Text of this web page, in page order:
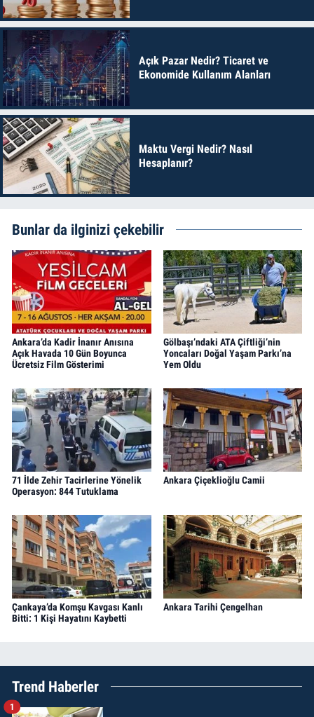
Açık Pazar Nedir? Ticaret ve
Ekonomide Kullanım Alanları
Maktu Vergi Nedir? Nasıl
Hesaplanır?
Bunlar da ilginizi çekebilir
Ankara’da Kadir İnanır Anısına
Açık Havada 10 Gün Boyunca
Ücretsiz Film Gösterimi
Gölbaşı’ndaki ATA Çiftliği’nin
Yoncaları Doğal Yaşam Parkı’na
Yem Oldu
71 İlde Zehir Tacirlerine Yönelik
Operasyon: 844 Tutuklama
Ankara Çiçeklioğlu Camii
Çankaya’da Komşu Kavgası Kanlı
Bitti: 1 Kişi Hayatını Kaybetti
Ankara Tarihi Çengelhan
Trend Haberler
1